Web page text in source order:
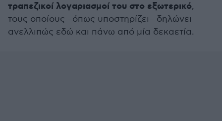
τραπεζικοί λογαριασμοί του στο εξωτερικό,
τους οποίους –όπως υποστηρίζει– δηλώνει
ανελλιπώς εδώ και πάνω από μία δεκαετία.